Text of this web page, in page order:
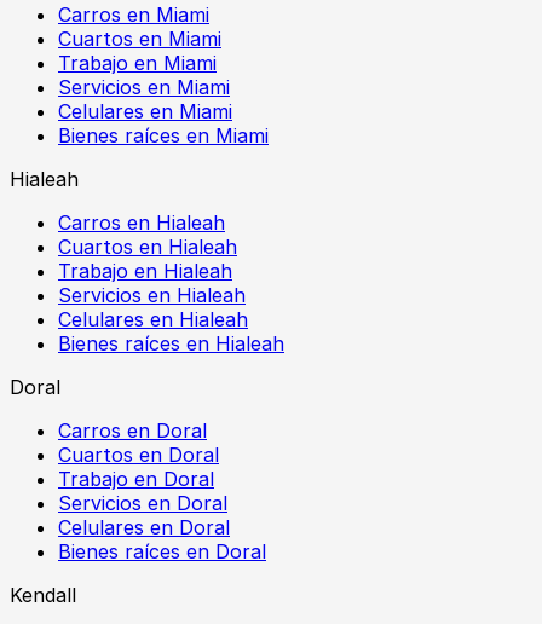
Carros en Miami
Cuartos en Miami
Trabajo en Miami
Servicios en Miami
Celulares en Miami
Bienes raíces en Miami
Hialeah
Carros en Hialeah
Cuartos en Hialeah
Trabajo en Hialeah
Servicios en Hialeah
Celulares en Hialeah
Bienes raíces en Hialeah
Doral
Carros en Doral
Cuartos en Doral
Trabajo en Doral
Servicios en Doral
Celulares en Doral
Bienes raíces en Doral
Kendall